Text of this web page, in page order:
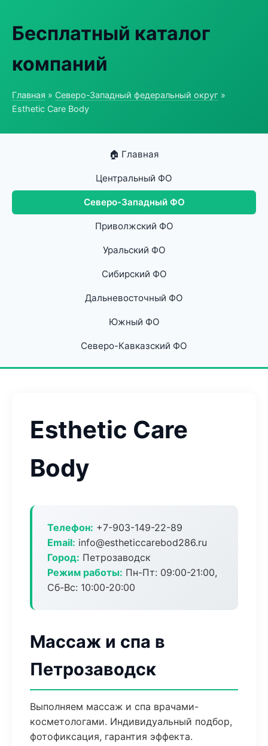
Бесплатный каталог
компаний
Главная » Северо-Западный федеральный округ »
Esthetic Care Body
🏠 Главная
Центральный ФО
Северо-Западный ФО
Приволжский ФО
Уральский ФО
Сибирский ФО
Дальневосточный ФО
Южный ФО
Северо-Кавказский ФО
Esthetic Care
Body
Телефон: +7-903-149-22-89
Email: info@estheticcarebod286.ru
Город: Петрозаводск
Режим работы: Пн-Пт: 09:00-21:00,
Сб-Вс: 10:00-20:00
Массаж и спа в
Петрозаводск
Выполняем массаж и спа врачами-
косметологами. Индивидуальный подбор,
фотофиксация, гарантия эффекта.